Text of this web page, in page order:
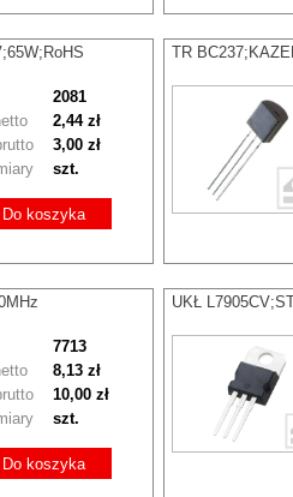
2081
3,00 zł
2,44 zł
szt.
Do koszyka
TR
7713
10,00 zł
8,13 zł
szt.
Do koszyka
UKŁ